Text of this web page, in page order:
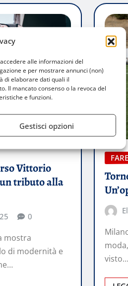
alle informazioni del
e per mostrare annunci (non)
di elaborare dati quali il
Il mancato consenso o la revoca del
e funzioni.
Gestisci opzioni
Vittorio
tributo alla
0
mostra
di modernità e
visto…